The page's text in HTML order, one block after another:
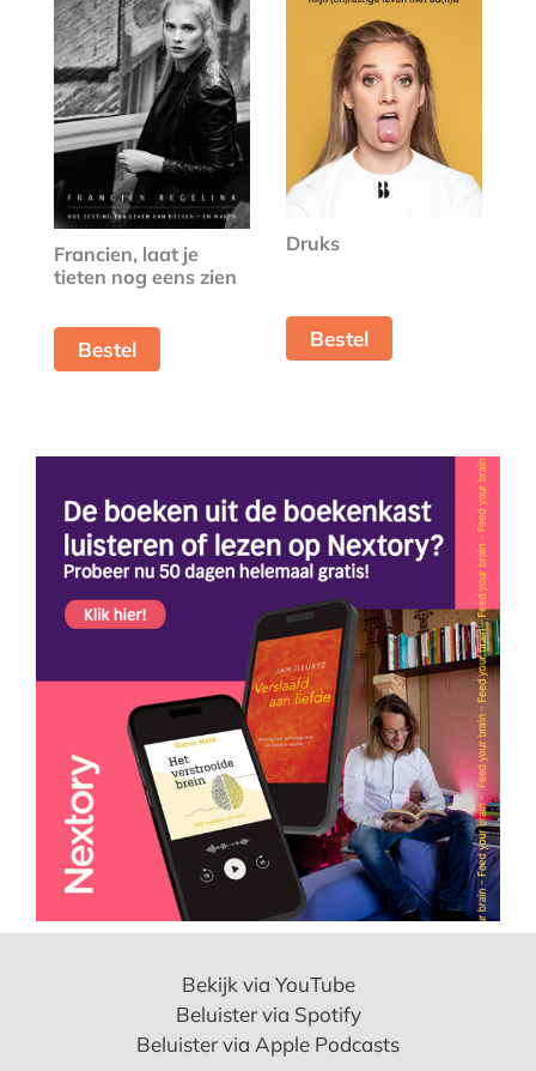
Francien, laat je
tieten nog eens zien
Bestel
Druks
Bestel
Bekijk via YouTube
Beluister via Spotify
Beluister via Apple Podcasts